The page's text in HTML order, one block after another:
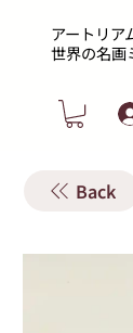
アートリア
世界の名画
Back